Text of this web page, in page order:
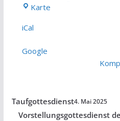
KarteKirche
iCal
Google
Taufgottesdienst4. Mai 2025
Vorstellungsgottesdienst